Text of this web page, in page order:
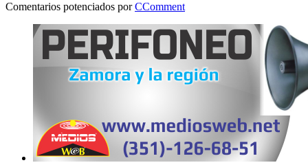
Comentarios potenciados porCComment